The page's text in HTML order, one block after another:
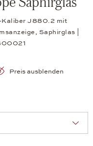
Kaliber J880.2 mit
Saphirglas |
Preis ausblenden